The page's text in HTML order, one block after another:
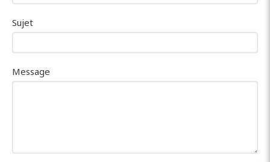
Sujet
Message